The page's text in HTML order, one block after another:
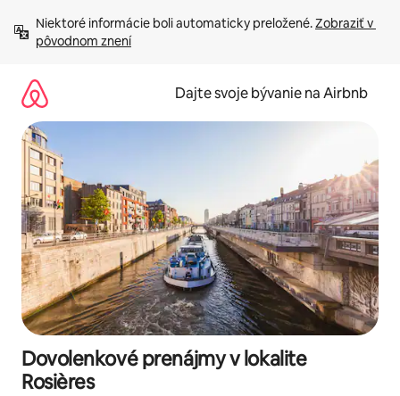
obsah.
Niektoré informácie boli automaticky preložené. Zobraziť v
pôvodnom znení
Dajte svoje bývanie na Airbnb
Dovolenkové prenájmy v lokalite
Rosières